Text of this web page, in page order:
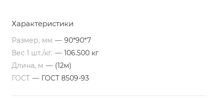
Характеристики
Размер, мм — 90*90*7
Вес 1 шт./кг. — 106.500 кг
Длина, м — (12м)
ГОСТ — ГОСТ 8509-93